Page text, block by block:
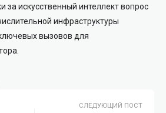
за искусственный интеллект вопрос
инфраструктуры
вызовов для
СЛЕДУЮЩИЙ ПОСТ